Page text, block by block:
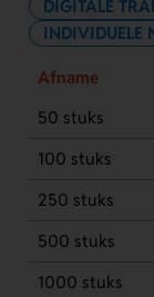
DIGITALE
INDIVIDUELE
Afname
50 stuks
100 stuks
250 stuks
500 stuks
1000 stuks